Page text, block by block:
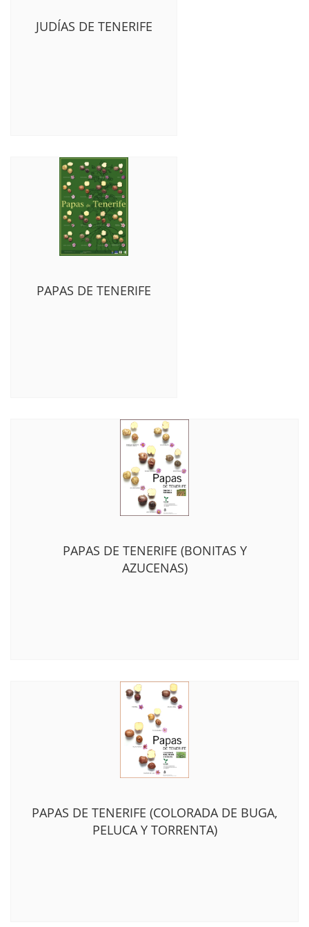
JUDÍAS DE TENERIFE
PAPAS DE TENERIFE
PAPAS DE TENERIFE (BONITAS Y
AZUCENAS)
PAPAS DE TENERIFE (COLORADA DE BUGA,
PELUCA Y TORRENTA)